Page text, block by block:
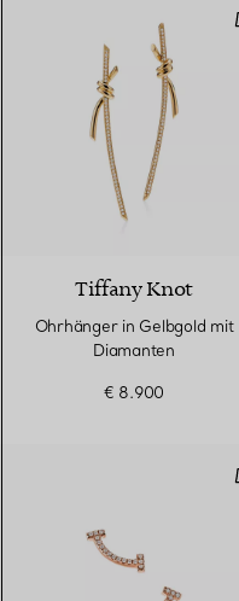
Tiffany Knot
Ohrhänger in Gelbgold mit
Diamanten
€ 8.900